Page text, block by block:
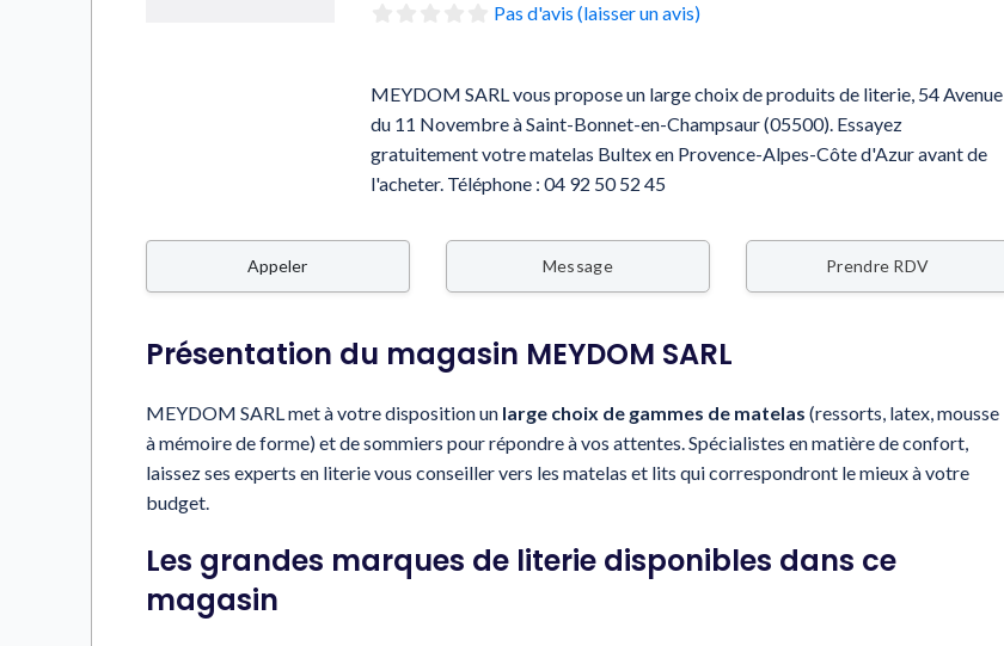
Pas d'avis (laisser un avis)
MEYDOM SARL vous propose un large choix de produits de literie, 54 Avenue
du 11 Novembre à Saint-Bonnet-en-Champsaur (05500). Essayez
gratuitement votre matelas Bultex en Provence-Alpes-Côte d'Azur avant de
l'acheter. Téléphone : 04 92 50 52 45
Appeler Message Prendre RDV
Présentation du magasin MEYDOM SARL
MEYDOM SARL met à votre disposition un large choix de gammes de matelas (ressorts, latex, mousse
à mémoire de forme) et de sommiers pour répondre à vos attentes. Spécialistes en matière de confort,
laissez ses experts en literie vous conseiller vers les matelas et lits qui correspondront le mieux à votre
budget.
Les grandes marques de literie disponibles dans ce
magasin